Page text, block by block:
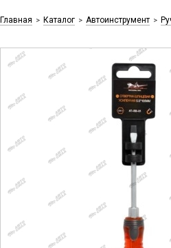
Главная > Каталог > Автоинструмент >